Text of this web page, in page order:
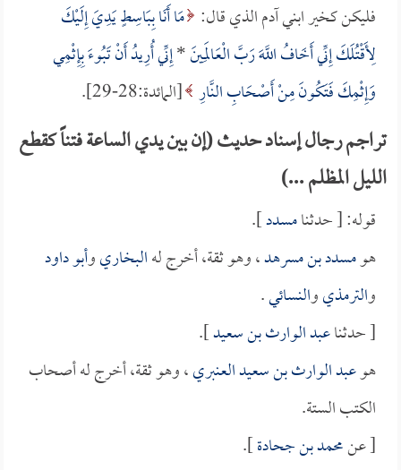
فليكن كخير ابني آدم الذي قال: مَا أَنَا بِبَاسِطٍ يَدِيَ إِلَيْكَ
لِأَقْتُلَكَ إِنِّي أَخَافُ اللَّهَ رَبَّ الْعَالَمِينَ*إِنِّي أُرِيدُ أَنْ تَبُوءَ بِإِثْمِي
وَإِثْمِكَ فَتَكُونَ مِنْ أَصْحَابِ النَّارِ [المائدة:28-29].
تراجم رجال إسناد حديث (إن بين يدي الساعة فتناً كقطع
الليل المظلم ...)
قوله: [ حدثنامسدد].
هومسدد بن مسرهد، وهو ثقة، أخرج لهالبخاريوأبو داود
والترمذيوالنسائي.
[ حدثناعبد الوارث بن سعيد].
هوعبد الوارث بن سعيد العنبري، وهو ثقة، أخرج له أصحاب
الكتب الستة.
[ عنمحمد بن جحادة].